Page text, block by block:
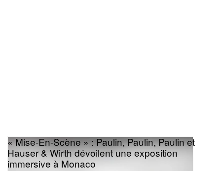
« Mise-En-Scène » : Paulin, Paulin, Paulin et
Hauser & Wirth dévoilent une exposition
immersive à Monaco